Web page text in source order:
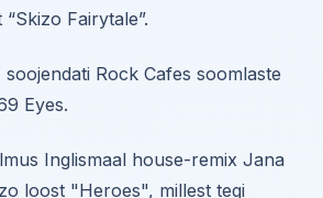
Fairytale”.
soojendati Rock Cafes soomlaste
Eyes.
Inglismaal house-remix Jana
loost "Heroes", millest tegi